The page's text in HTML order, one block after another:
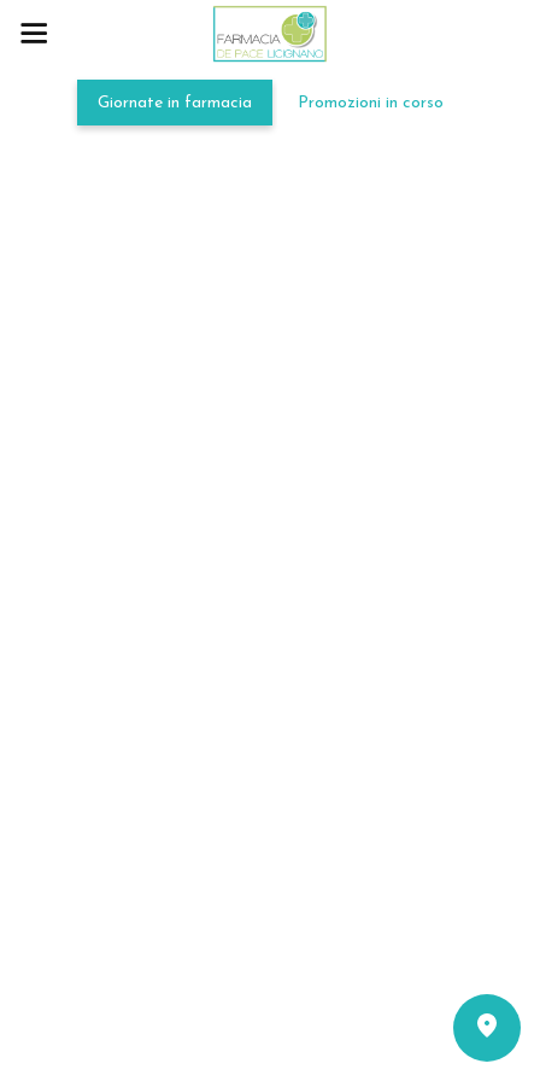
Giornate in farmacia Promozioni in corso